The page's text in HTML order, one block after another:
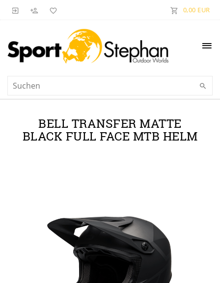
0,00 EUR
BELL TRANSFER MATTE
BLACK FULL FACE MTB HELM